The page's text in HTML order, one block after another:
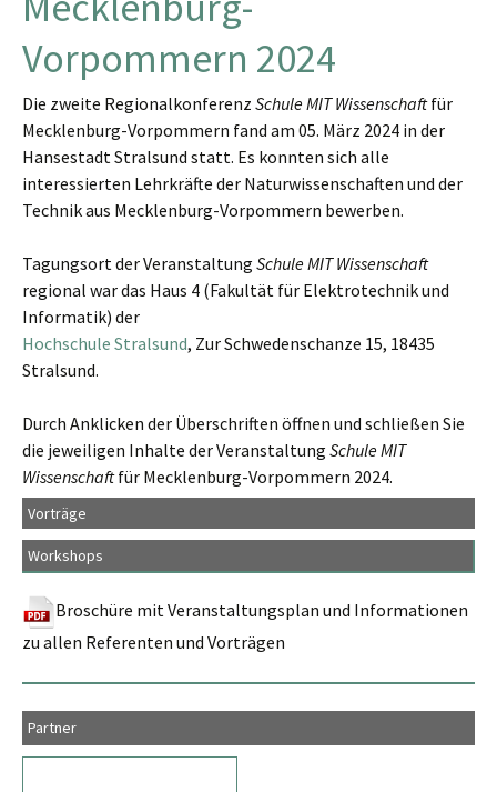
Vorpommern 2024
Die zweite Regionalkonferenz Schule MIT Wissenschaftfür
Mecklenburg-Vorpommern fand am 05. März 2024 in der
Hansestadt Stralsund statt. Es konnten sich alle
interessierten Lehrkräfte der Naturwissenschaften und der
Technik aus Mecklenburg-Vorpommern bewerben.
Tagungsort der Veranstaltung Schule MIT Wissenschaft
regional war das Haus 4 (Fakultät für Elektrotechnik und
Informatik) der
Hochschule Stralsund, Zur Schwedenschanze 15, 18435
Stralsund.
Durch Anklicken der Überschriften öffnen und schließen Sie
die jeweiligen Inhalte der Veranstaltung Schule MIT
Wissenschaftfür Mecklenburg-Vorpommern 2024.
Vorträge
Workshops
Broschüre mit Veranstaltungsplan und Informationen
zu allen Referenten und Vorträgen
Partner